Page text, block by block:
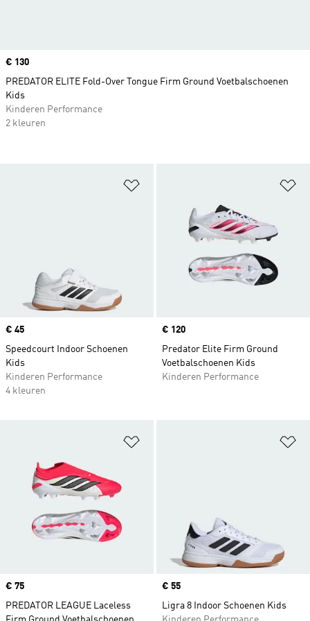
Price
€ 45
Speedcourt Indoor Schoenen
Kids
Kinderen Performance
4 kleuren
Price
€ 120
Predator Elite Firm Ground
Voetbalschoenen Kids
Kinderen Performance
Price
€ 75
PREDATOR LEAGUE Laceless
Price
€ 55
Ligra 8 Indoor Schoenen Kids
Price
€ 130
PREDATOR ELITE Fold-Over Tongue Firm Ground Voetbalschoenen
Kids
Kinderen Performance
2 kleuren